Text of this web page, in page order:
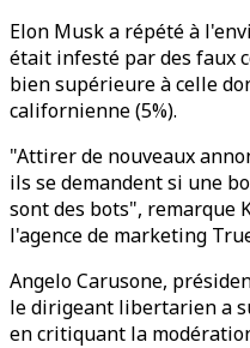
Elon Musk a répété à
était infesté par des faux
bien supérieure à celle
californienne (5%).
"Attirer de nouveaux
ils se demandent si une
sont des bots", remarque
l'agence de marketing
Angelo Carusone,
le dirigeant libertarien a
en critiquant la